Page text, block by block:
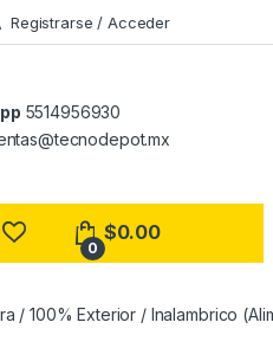
Registrarse / Acceder
5514956930
0
$0.00
/ 100% Exterior / Inalambrico